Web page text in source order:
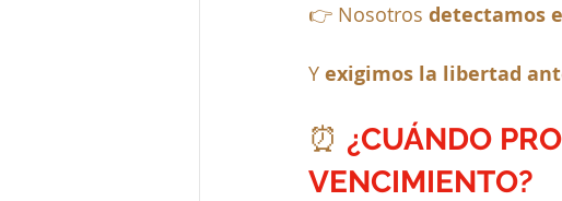
👉 Nosotros detectamos
Y exigimos la libertad
⏰ ¿CUÁNDO
VENCIMIENTO?